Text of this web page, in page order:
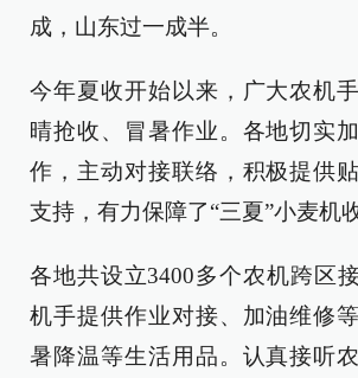
成，山东过一成半。
今年夏收开始以来，广大农机
晴抢收、冒暑作业。各地切实
作，主动对接联络，积极提供
支持，有力保障了“三夏”小麦机
各地共设立3400多个农机跨区
机手提供作业对接、加油维修
暑降温等生活用品。认真接听